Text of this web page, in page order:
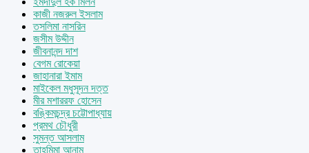
কাজী নজরুল ইসলাম
তসলিমা নাসরিন
জসীম উদ্দীন
জীবনানন্দ দাশ
বেগম রোকেয়া
জাহানারা ইমাম
মাইকেল মধুসূদন দত্ত
মীর মশাররফ হোসেন
বঙ্কিমচন্দ্র চট্টোপাধ্যায়
প্রমথ চৌধুরী
সুমন্ত আসলাম
তাহমিমা আনাম